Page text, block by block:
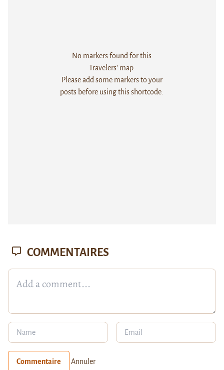
No markers found for this
Travelers' map.
Please add some markers to your
posts before using this shortcode.
COMMENTAIRES
Commentaire Annuler